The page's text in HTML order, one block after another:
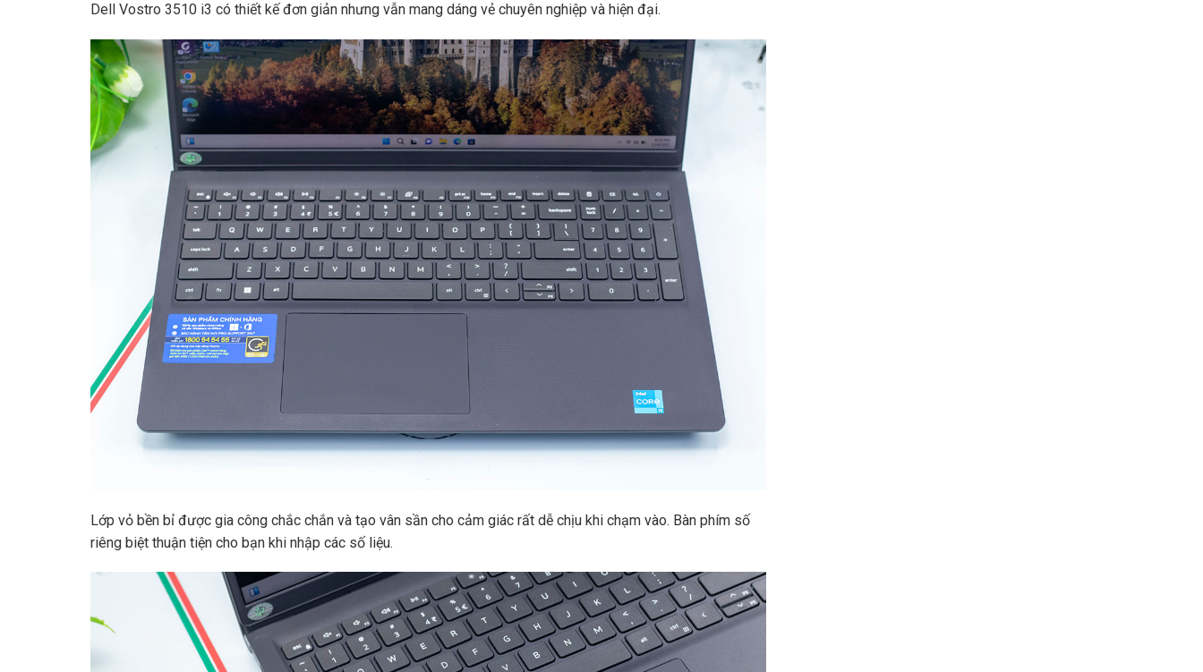
Dell Vostro 3510 i3 có thiết kế đơn giản nhưng vẫn mang dáng vẻ chuyên nghiệp và hiện đại.
Lớp vỏ bền bỉ được gia công chắc chắn và tạo vân sần cho cảm giác rất dễ chịu khi chạm vào. Bàn phím số
riêng biệt thuận tiện cho bạn khi nhập các số liệu.